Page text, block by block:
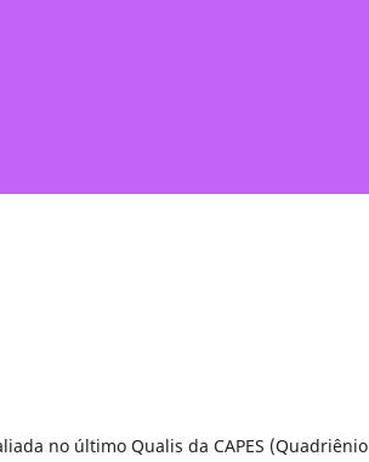
no último Qualis da CAPES (Quadriênio